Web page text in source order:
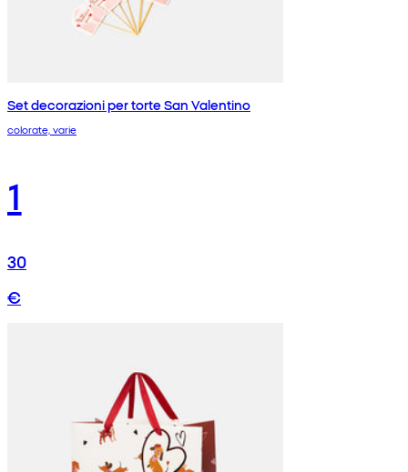
Set decorazioni per torte San Valentino
colorate, varie
1
30
€